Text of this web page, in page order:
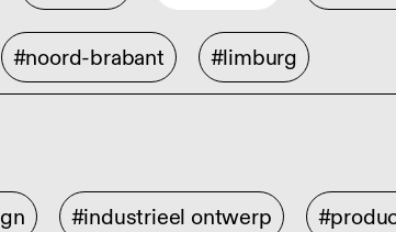
#noord-brabant #limburg
#industrieel ontwerp